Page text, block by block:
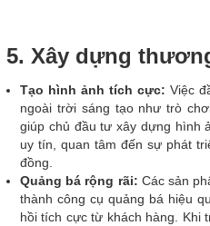
5. Xây dựng
Tạo hình ảnh tích cực: Việc
ngoài trời sáng tạo như trò
giúp chủ đầu tư xây dựng hình
uy tín, quan tâm đến sự phát
đồng.
Quảng bá rộng rãi: Các sản
thành công cụ quảng bá hiệu
hồi tích cực từ khách hàng. Khi